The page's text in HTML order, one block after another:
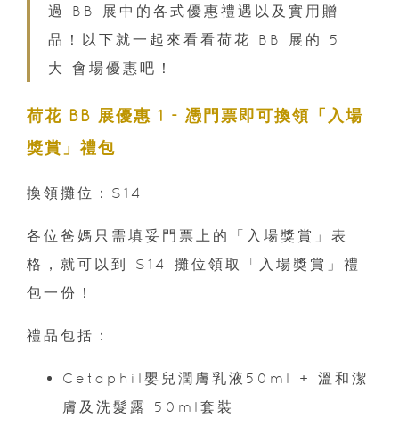
過 BB 展中的各式優惠禮遇以及實用贈
品！以下就一起來看看荷花 BB 展的 5
大 會場優惠吧！
荷花 BB 展優惠 1 - 憑門票即可換領「入場
獎賞」禮包
換領攤位：S14
各位爸媽只需填妥門票上的「入場獎賞」表
格，就可以到 S14 攤位領取「入場獎賞」禮
包一份！
禮品包括：
Cetaphil嬰兒潤膚乳液50ml + 溫和潔
膚及洗髮露 50ml套裝